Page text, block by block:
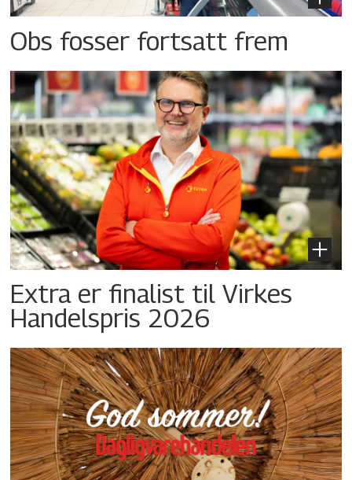
Obs fosser fortsatt frem
Extra er finalist til Virkes
Handelspris 2026